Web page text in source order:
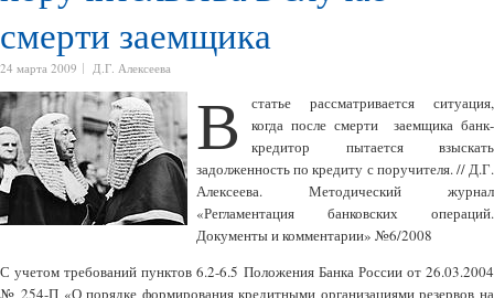
смерти заемщика
24 марта 2009 Д.Г. Алексеева
В
статье рассматривается ситуация,
когда после смерти заемщика банк-
кредитор пытается взыскать
задолженность по кредиту с поручителя. // Д.Г.
Алексеева. Методический журнал
«Регламентация банковских операций.
Документы и комментарии» №6/2008
С учетом требований пунктов 6.2-6.5 Положения Банка России от 26.03.2004
№ 254-П «О порядке формирования кредитными организациями резервов на